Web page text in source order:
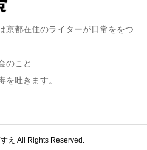
京都在住のライターが日常ををつ
のこと…
を吐きます。
え All Rights Reserved.